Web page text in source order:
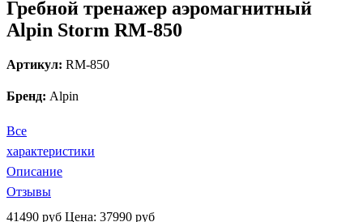
Гребной тренажер аэромагнитный
Alpin Storm RM-850
Артикул: RM-850
Бренд: Alpin
Все
характеристики
Описание
Отзывы
41490 руб Цена: 37990 руб